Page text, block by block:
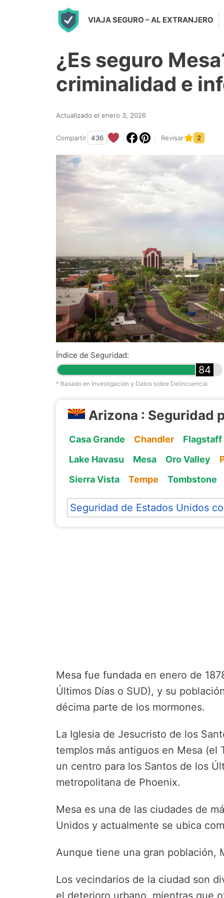
VIAJA SEGURO – AL EXTRANJERO
¿Es seguro
criminalidad e
Actualizado el enero 3, 2026
Compartir 436 Revisar 2
Índice de Seguridad:
84
* Basado en Investigación y Datos sobre Delincuencia
Arizona : Seguridad
Casa Grande Chandler Flagstaff
Lake Havasu
Mesa Oro Valley
Sierra Vista
Tempe Tombstone
Seguridad de Estados Unidos
Mesa fue fundada en enero de
Últimos Días o SUD), y su
décima parte de los mormones.
La Iglesia de Jesucristo de los
templos más antiguos en Mesa (el
un centro para los Santos de los
metropolitana de Phoenix.
Mesa es una de las ciudades de
Unidos y actualmente se ubica
Aunque tiene una gran población,
Los vecindarios de la ciudad son
el deterioro urbano, mientras que